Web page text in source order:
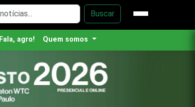
Buscar
Fala, agro! Quem somos